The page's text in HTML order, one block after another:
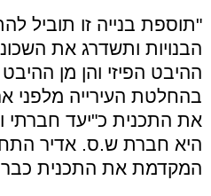
"תוספת בנייה זו תוביל
הבנויות ותשדרג את
ההיבט הפיזי והן מן
בהחלטת העירייה מלפני
את התכנית כ"יעד חברתי
היא חברת ש.ס. אדיר
המקדמת את התכנית כבר